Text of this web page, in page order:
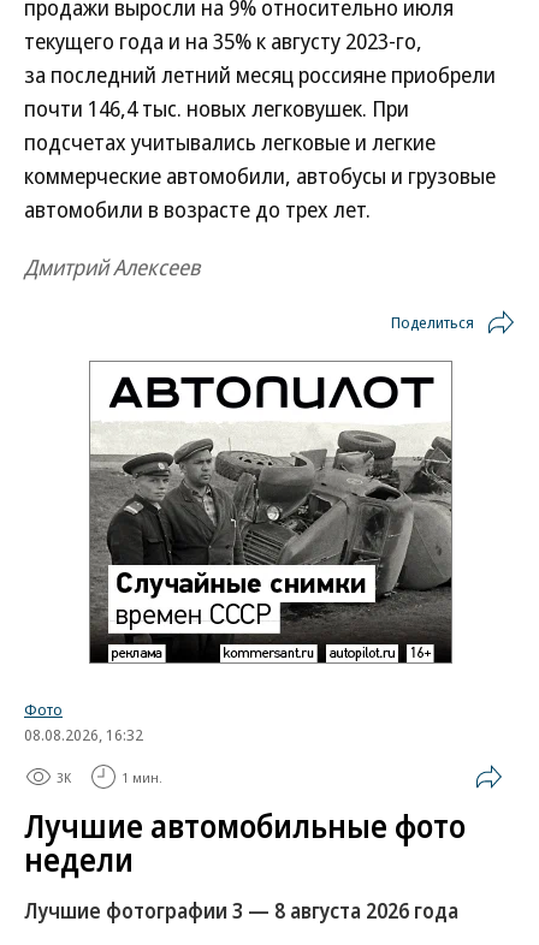
продажи выросли на 9% относительно июля
текущего года и на 35% к августу 2023-го,
за последний летний месяц россияне приобрели
почти 146,4 тыс. новых легковушек. При
подсчетах учитывались легковые и легкие
коммерческие автомобили, автобусы и грузовые
автомобили в возрасте до трех лет.
Дмитрий Алексеев
Поделиться
Фото
08.08.2026, 16:32
3K 1 мин.
Лучшие автомобильные фото
недели
Лучшие фотографии 3 — 8 августа 2026 года